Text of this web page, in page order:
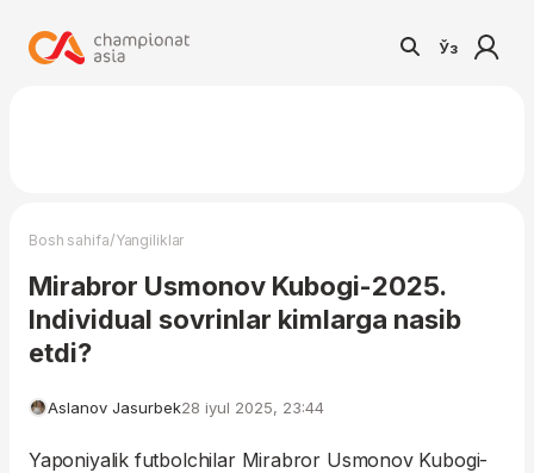
Ўз
Bosh sahifa/Yangiliklar
Mirabror Usmonov Kubogi-2025.
Individual sovrinlar kimlarga nasib
etdi?
Aslanov Jasurbek28 iyul 2025, 23:44
Yaponiyalik futbolchilar Mirabror Usmonov Kubogi-